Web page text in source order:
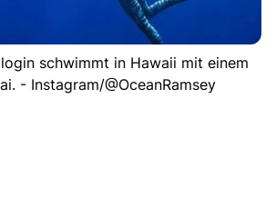
schwimmt in Hawaii mit einem
- Instagram/@OceanRamsey